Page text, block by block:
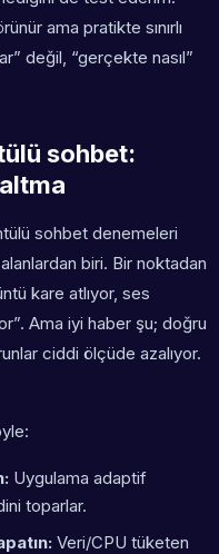
ama pratikte sınırlı
değil, “gerçekte nasıl”
sohbet:
sohbet denemeleri
biri. Bir noktadan
kare atlıyor, ses
Ama iyi haber şu; doğru
ciddi ölçüde azalıyor.
Uygulama adaptif
toparlar.
Veri/CPU tüketen